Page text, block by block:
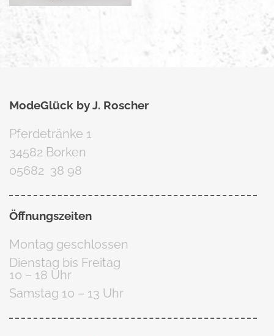
ModeGlück by J. Roscher
Pferdetränke 1
34582 Borken
05682 38 98
Öffnungszeiten
Montag geschlossen
Dienstag bis Freitag
10 – 18 Uhr
Samstag 10 – 13 Uhr